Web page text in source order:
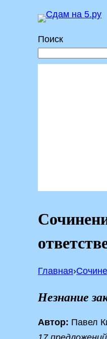
Перейти
к
содержимому
Поиск
Главная›
Незнание
Автор: Павел